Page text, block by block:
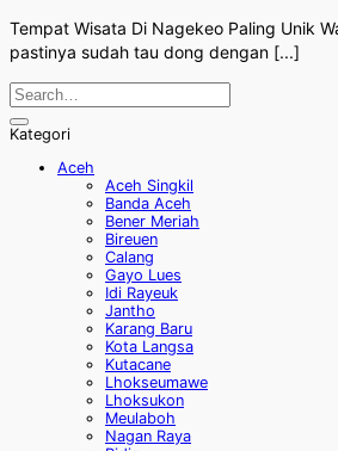
Tempat Wisata Di Nagekeo Paling Unik
pastinya sudah tau dong dengan [...]
Kategori
Aceh
Aceh Singkil
Banda Aceh
Bener Meriah
Bireuen
Calang
Gayo Lues
Idi Rayeuk
Jantho
Karang Baru
Kota Langsa
Kutacane
Lhokseumawe
Lhoksukon
Meulaboh
Nagan Raya